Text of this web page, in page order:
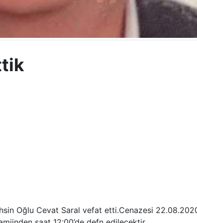
Oğlu Cevat Saral vefat etti.Cenazesi